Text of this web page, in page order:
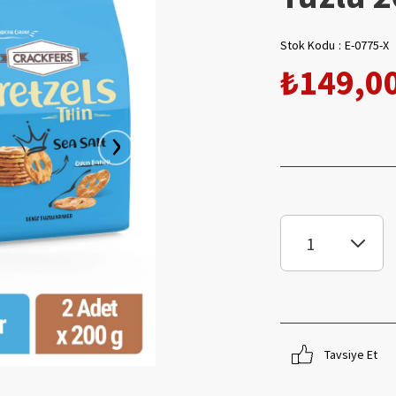
›
Stok Kodu E-0775-X
Tavsiye Et